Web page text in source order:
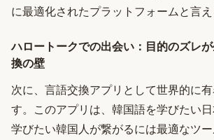
に最適化されたプラットフォームと言え
ハロートークでの出会い：目的のズレ
換の壁
次に、言語交換アプリとして世界的に
す。このアプリは、韓国語を学びたい
学びたい韓国人が繋がるには最適なツ